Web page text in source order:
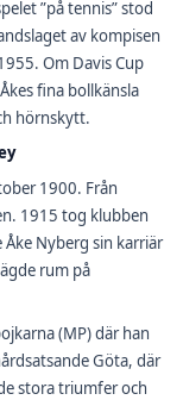
”på tennis” stod
av kompisen
Om Davis Cup
fina bollkänsla
hörnskytt.
1900. Från
1915 tog klubben
Nyberg sin karriär
rum på
(MP) där han
Göta, där
stora triumfer och